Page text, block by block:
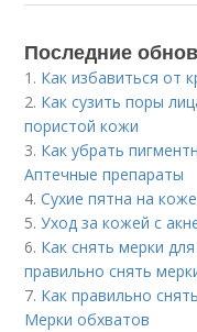
Последние
1. Как избавиться от
2. Как сузить поры
пористой кожи
3. Как убрать
Аптечные препараты
4.Сухие пятна на
5.Уход за кожей с
6. Как снять мерки
правильно снять
7. Как правильно
Мерки обхватов